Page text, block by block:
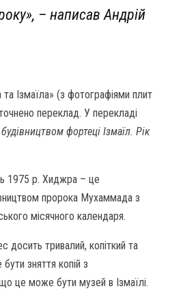
, – написав Андрій
та Ізмаїла» (з фотографіями плит
переклад. У перекладі
фортеці Ізмаїл. Рік
1975 р. Хиджра – це
пророка Мухаммада з
місячного календаря.
досить тривалий, копіткий та
зняття копій з
це може бути музей в Ізмаїлі.